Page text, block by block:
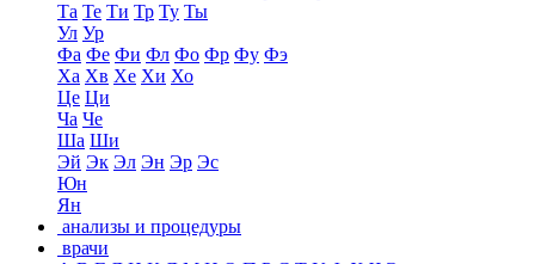
Та Те Ти Тр Ту Ты
Ул Ур
Фа Фе Фи Фл Фо Фр Фу Фэ
Ха Хв Хе Хи Хо
Це Ци
Ча Че
Ша Ши
Эй Эк Эл Эн Эр Эс
Юн
Ян
анализы и процедуры
врачи